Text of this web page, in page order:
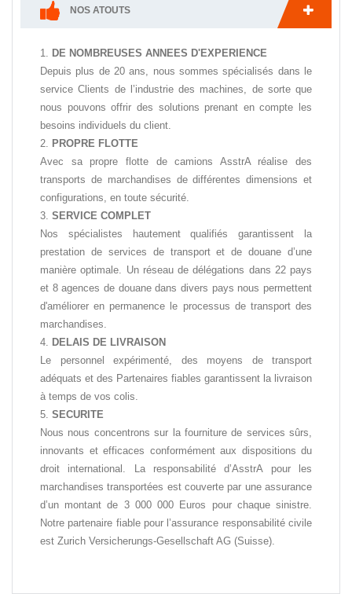
NOS ATOUTS
DE NOMBREUSES ANNEES D'EXPERIENCE
Depuis plus de 20 ans, nous sommes spécialisés dans le
service Clients de l’industrie des machines, de sorte que
nous pouvons offrir des solutions prenant en compte les
besoins individuels du client.
PROPRE FLOTTE
Avec sa propre flotte de camions AsstrA réalise des
transports de marchandises de différentes dimensions et
configurations, en toute sécurité.
SERVICE COMPLET
Nos spécialistes hautement qualifiés garantissent la
prestation de services de transport et de douane d’une
manière optimale. Un réseau de délégations dans 22 pays
et 8 agences de douane dans divers pays nous permettent
d'améliorer en permanence le processus de transport des
marchandises.
DELAIS DE LIVRAISON
Le personnel expérimenté, des moyens de transport
adéquats et des Partenaires fiables garantissent la livraison
à temps de vos colis.
SECURITE
Nous nous concentrons sur la fourniture de services sûrs,
innovants et efficaces conformément aux dispositions du
droit international. La responsabilité d’AsstrA pour les
marchandises transportées est couverte par une assurance
d’un montant de 3 000 000 Euros pour chaque sinistre.
Notre partenaire fiable pour l’assurance responsabilité civile
est Zurich Versicherungs-Gesellschaft AG (Suisse).